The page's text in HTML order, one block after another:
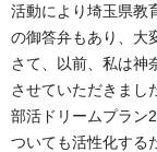
活動により埼玉県教
の御答弁もあり、大
さて、以前、私は神
させていただきまし
部活ドリームプラン
ついても活性化する